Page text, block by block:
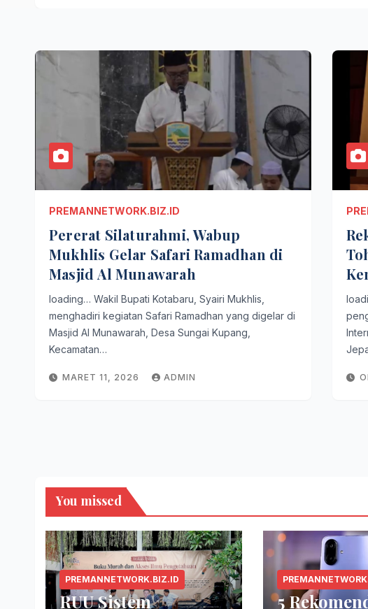
PREMANNETWORK.BIZ.ID
Pererat Silaturahmi, Wabup
Mukhlis Gelar Safari Ramadhan di
Masjid Al Munawarah
loading… Wakil Bupati Kotabaru, Syairi Mukhlis,
menghadiri kegiatan Safari Ramadhan yang digelar di
Masjid Al Munawarah, Desa Sungai Kupang,
Kecamatan…
MARET 11, 2026 ADMIN
You missed
PREMANNETWORK.BIZ.ID
RUU Sistem 5